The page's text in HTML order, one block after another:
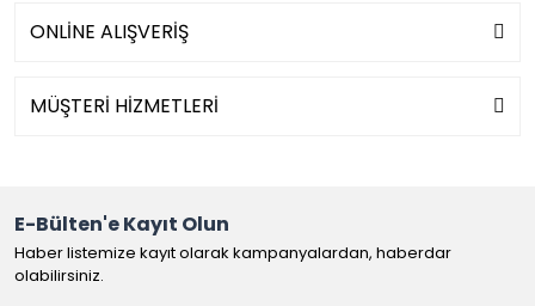
ONLİNE ALIŞVERİŞ
MÜŞTERİ HİZMETLERİ
E-Bülten'e Kayıt Olun
Haber listemize kayıt olarak kampanyalardan, haberdar
olabilirsiniz.